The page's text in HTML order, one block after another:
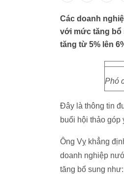
Các doanh
với mức tăng bổ
tăng từ 5% lên
Phó
Đây là thông tin
buổi hội thảo góp
Ông Vỵ khẳng
doanh nghiệp
tăng bổ sung